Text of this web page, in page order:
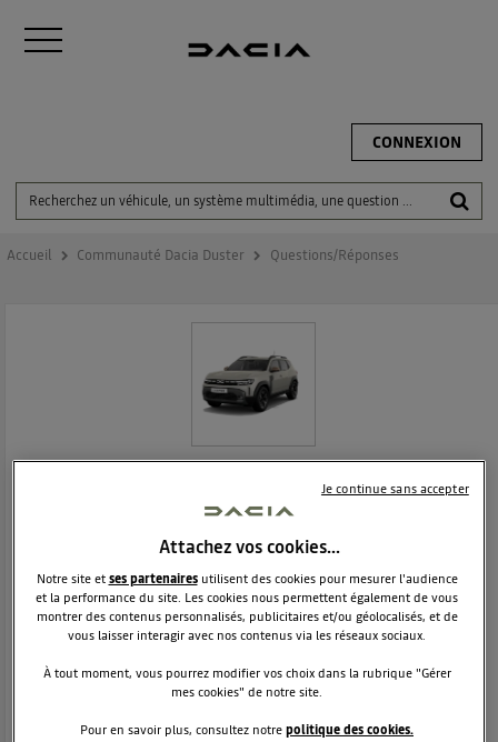
CONNEXION
Accueil Communauté Dacia Duster Questions/Réponses
DACIA DUSTER
38294 membres
Voir la description
Dacia Duster - L'authentique SUV
POSEZ UNE QUESTION
REJOINDRE
Attachez vos cookies…
Notre site etses partenairesutilisent des cookies pour mesurer l'audience
et la performance du site. Les cookies nous permettent également de vous
montrer des contenus personnalisés, publicitaires et/ou géolocalisés, et de
vous laisser interagir avec nos contenus via les réseaux sociaux.
À tout moment, vous pourrez modifier vos choix dans la rubrique "Gérer
mes cookies" de notre site.
Pour en savoir plus, consultez notrepolitique des cookies.
Je continue sans accepter